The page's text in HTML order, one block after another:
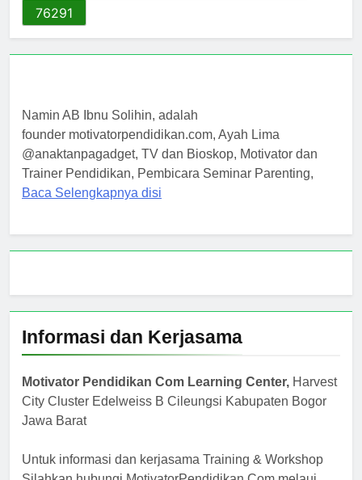
Namin AB Ibnu Solihin, adalah
founder motivatorpendidikan.com, Ayah Lima
@anaktanpagadget, TV dan Bioskop, Motivator dan
Trainer Pendidikan, Pembicara Seminar Parenting,
Baca Selengkapnya disi
Informasi dan Kerjasama
Motivator Pendidikan Com Learning Center, Harvest
City Cluster Edelweiss B Cileungsi Kabupaten Bogor
Jawa Barat
Untuk informasi dan kerjasama Training & Workshop